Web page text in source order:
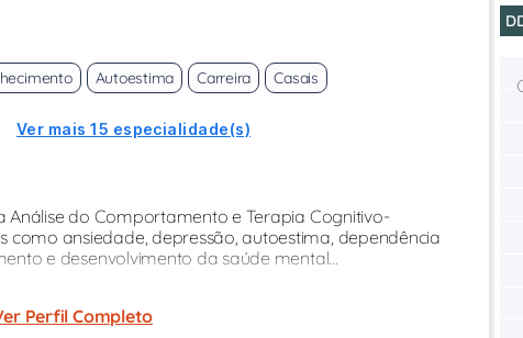
Autoestima Carreira Casais
Ver mais 15 especialidade(s)
do Comportamento e Terapia Cognitivo-
ansiedade, depressão, autoestima, dependência
e desenvolvimento da saúde mental...
Perfil Completo